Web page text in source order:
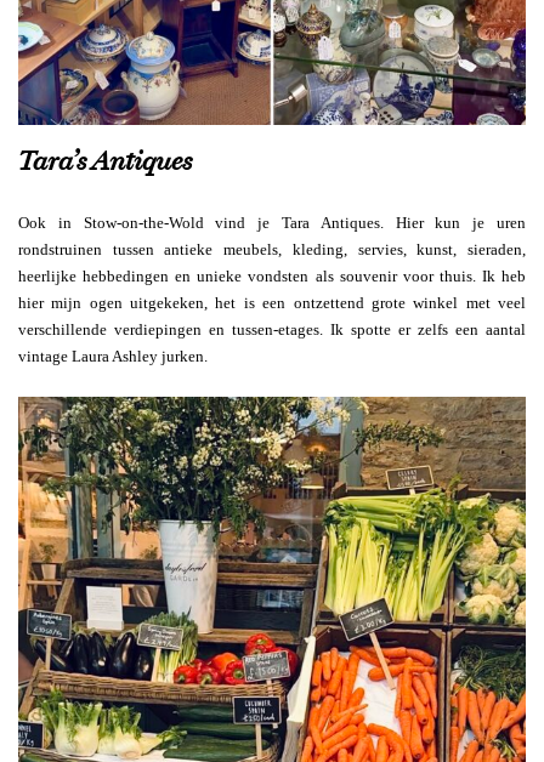
Tara’s Antiques
Ook in Stow-on-the-Wold vind je Tara Antiques. Hier kun je uren
rondstruinen tussen antieke meubels, kleding, servies, kunst, sieraden,
heerlijke hebbedingen en unieke vondsten als souvenir voor thuis. Ik heb
hier mijn ogen uitgekeken, het is een ontzettend grote winkel met veel
verschillende verdiepingen en tussen-etages. Ik spotte er zelfs een aantal
vintage Laura Ashley jurken.